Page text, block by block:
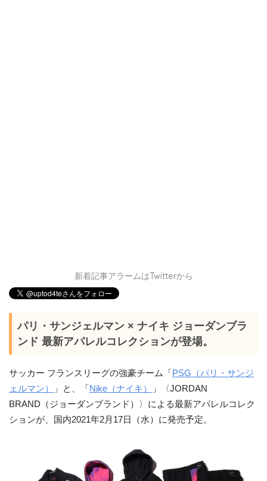
新着記事アラームはTwitterから
パリ・サンジェルマン × ナイキ ジョーダンブラ
ンド 最新アパレルコレクションが登場。
サッカー フランスリーグの強豪チーム「 PSG（パリ・サンジ
ェルマン）
」と、「 Nike（ナイキ）
」〈JORDAN
BRAND（ジョーダンブランド）〉による最新アパレルコレク
ションが、国内2021年2月17日（水）に発売予定。